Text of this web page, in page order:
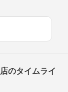
のタイムライ